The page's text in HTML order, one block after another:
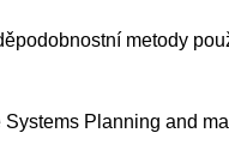
metody
Planning and